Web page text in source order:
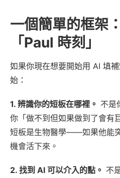
一個簡單的框架
「Paul 時刻」
如果你現在想要開始用 AI 填
始：
1. 辨識你的短板在哪裡。 不是
你「做不到但如果做到了會有
短板是生物醫學——如果他能
機會活下來。
2. 找到 AI 可以介入的點。 不